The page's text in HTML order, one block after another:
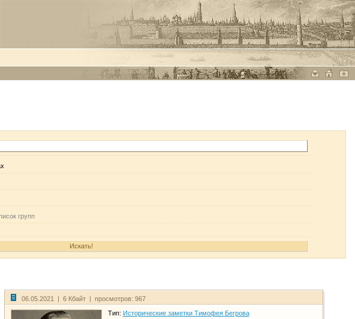
групп
06.05.2021 | 6 Кбайт | просмотров: 967
Тип: Исторические заметки Тимофея Бегрова